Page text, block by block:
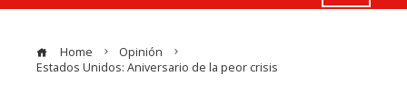
Home
Opinión
Estados Unidos: Aniversario de la peor crisis